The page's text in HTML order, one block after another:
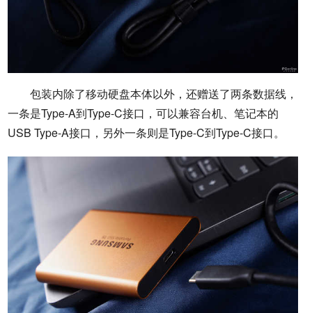
包装内除了移动硬盘本体以外，还赠送了两条数据线，
一条是Type-A到Type-C接口，可以兼容台机、笔记本的
USB Type-A接口，另外一条则是Type-C到Type-C接口。